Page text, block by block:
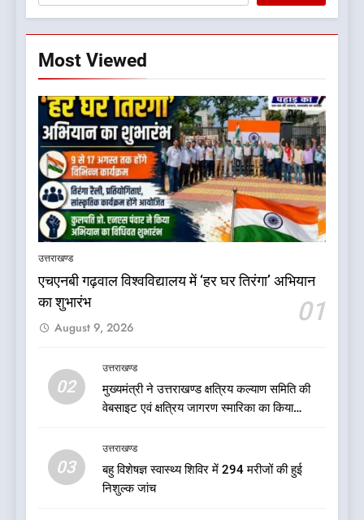
Most Viewed
उत्तराखण्ड
एचएनबी गढ़वाल विश्वविद्यालय में ‘हर घर तिरंगा’ अभियान
का शुभारंभ
01
August 9, 2026
02
उत्तराखण्ड
मुख्यमंत्री ने उत्तराखण्ड क्षत्रिय कल्याण समिति की
वेबसाइट एवं क्षत्रिय जागरण स्मारिका का किया
03
उत्तराखण्ड
बहु विशेषज्ञ स्वास्थ्य शिविर में 294 मरीजों की हुई
निशुल्क जांच
5
बड़ी खबर:16 करोड़ के पुल मामले में
धामी सरकार का बड़ा एक्शन
6
फैसले
अध्यक्ष? राजनीति के गलियारों में
सुगबुगाहट तेज
उत्तराखण्ड